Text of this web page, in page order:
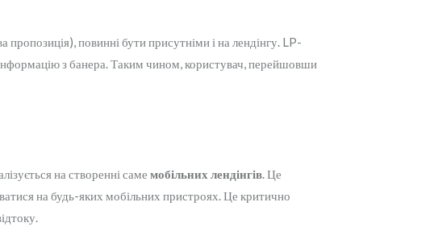
пропозиція), повинні бути присутніми і на лендінгу. LP-
з банера. Таким чином, користувач, перейшовши
на створенні саме мобільних лендінгів. Це
на будь-яких мобільних пристроях. Це критично